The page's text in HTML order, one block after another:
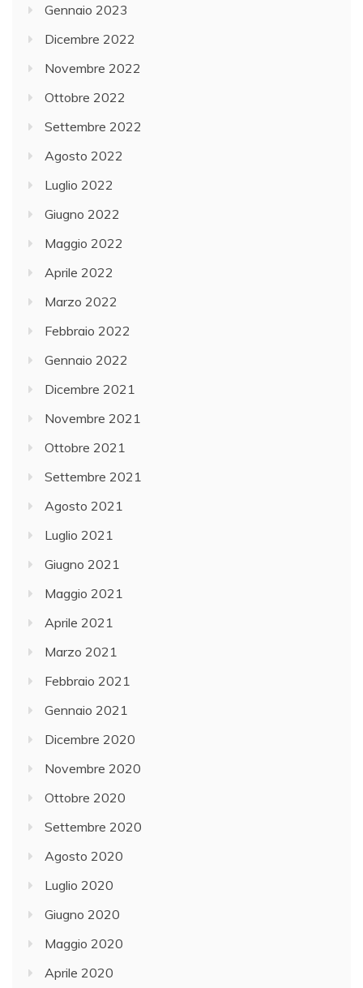
Gennaio 2023
Dicembre 2022
Novembre 2022
Ottobre 2022
Settembre 2022
Agosto 2022
Luglio 2022
Giugno 2022
Maggio 2022
Aprile 2022
Marzo 2022
Febbraio 2022
Gennaio 2022
Dicembre 2021
Novembre 2021
Ottobre 2021
Settembre 2021
Agosto 2021
Luglio 2021
Giugno 2021
Maggio 2021
Aprile 2021
Marzo 2021
Febbraio 2021
Gennaio 2021
Dicembre 2020
Novembre 2020
Ottobre 2020
Settembre 2020
Agosto 2020
Luglio 2020
Giugno 2020
Maggio 2020
Aprile 2020